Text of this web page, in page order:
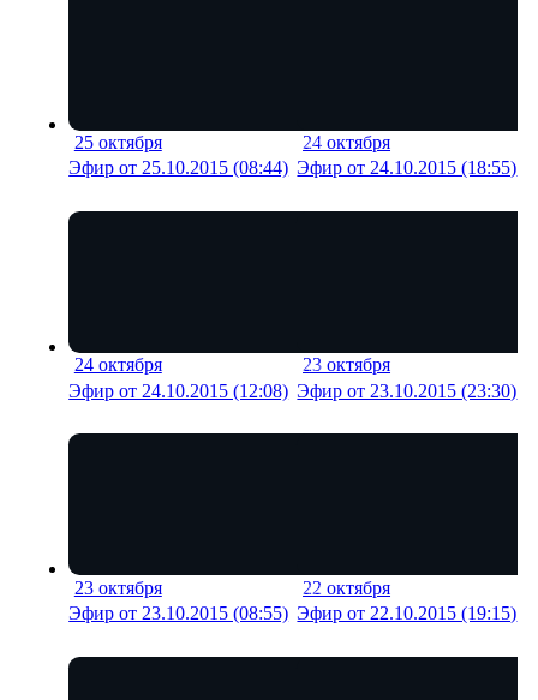
25 октября
19 мин
Эфир от 25.10.2015 (08:44)
24 октября
Эфир от 24.10.2015 (18:55)
24 октября
13 мин
Эфир от 24.10.2015 (12:08)
23 октября
Эфир от 23.10.2015 (23:30)
23 октября
19 мин
Эфир от 23.10.2015 (08:55)
22 октября
Эфир от 22.10.2015 (19:15)